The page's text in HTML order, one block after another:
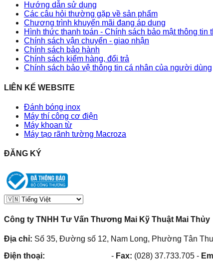
Hướng dẫn sử dụng
Các câu hỏi thường gặp về sản phẩm
Chương trình khuyến mãi đang áp dụng
Hình thức thanh toán - Chính sách bảo mật thông tin
Chính sách vận chuyển - giao nhận
Chính sách bảo hành
Chính sách kiểm hàng, đổi trả
Chính sách bảo vệ thông tin cá nhân của người dùng
LIÊN KẾ WEBSITE
Đánh bóng inox
Máy thí công cơ điện
Máy khoan từ
Máy tạo rãnh tường Macroza
ĐĂNG KÝ
Công ty TNHH Tư Vấn Thương Mai Kỹ Thuật Mai Thủy
Địa chỉ: Số 35, Đường số 12, Nam Long, Phường Tân
Điện thoại:
- Fax: (028) 37.733.705 -